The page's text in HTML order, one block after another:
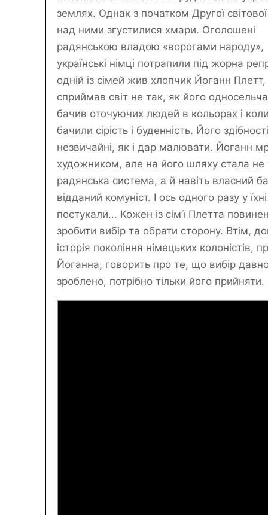
землях. Однак з початком Другої світової
над ними згустилися хмари. Оголошені
радянською владою «ворогами народу»,
українські німці потрапили під жорна
одній із сімей жив хлопчик Йоганн
сприймав світ не так, як його
бачив оточуючих людей в кольорах і коли
бачили сірість і буденність. Його здібності
незвичайні, як і дар малювати. Йоганн
художником, але на його шляху стала не
радянська система, а й навіть власний
відданий комуніст. І ось одного разу у
постукали... Кожен із сім’ї Плетта
зробити вибір та обрати сторону. Втім,
історія покоління німецьких колоністів,
Йоганна, говорить про те, що вибір
зроблено, потрібно тільки його прийняти.